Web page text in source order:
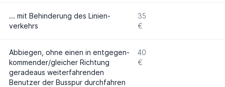
... mit Behin­derung des Linien­
verkehrs
35
€
Abbiegen, ohne ei­nen in entgegen­
kommender/gleicher Richtung
gerade­aus weiter­fahrenden
Benutzer der Busspur durch­fahren
40
€